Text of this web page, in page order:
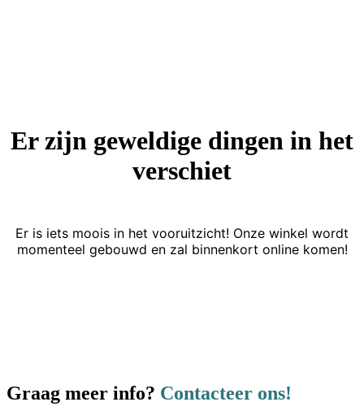
Er zijn geweldige dingen in het
verschiet
Er is iets moois in het vooruitzicht! Onze winkel wordt
momenteel gebouwd en zal binnenkort online komen!
Graag meer info? Contacteer ons!